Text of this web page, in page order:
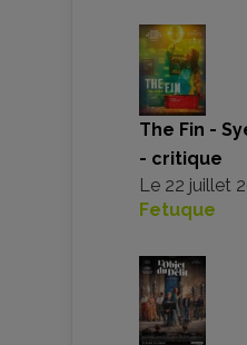
The Fin -
- critique
Le 22 juillet
Fetuque